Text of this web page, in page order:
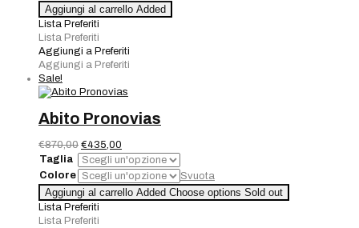
Abito
rosso
micado
quantità
Aggiungi al carrello Added
Lista Preferiti
Lista Preferiti
Aggiungi a Preferiti
Aggiungi a Preferiti
Sale!
Abito Pronovias
€870,00 Il
prezzo
originale
era:
€870,00.
€435,00
prezzo
attuale
è:
€435,00.
Taglia
Colore
Svuota
Abito
Pronovias
quantità
Aggiungi al carrello Added Choose options Sold out
Lista Preferiti
Lista Preferiti